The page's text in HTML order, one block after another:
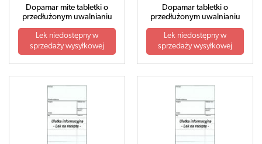
Dopamar mite tabletki o
przedłużonym uwalnianiu
Lek niedostępny w
sprzedaży wysyłkowej
Dopamar tabletki o
przedłużonym uwalnianiu
Lek niedostępny w
sprzedaży wysyłkowej